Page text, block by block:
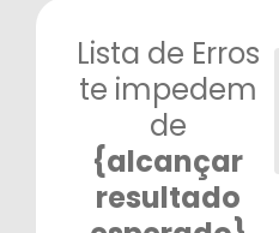
Lista de Erros
te impedem
de
{alcançar
resultado